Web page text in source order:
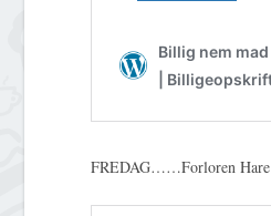
FREDAG……Forloren Hare